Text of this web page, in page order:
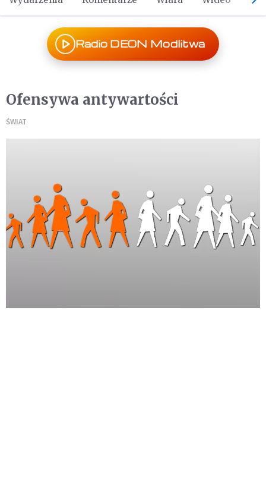
Radio DEON Modlitwa
Ofensywa antywartości
ŚWIAT